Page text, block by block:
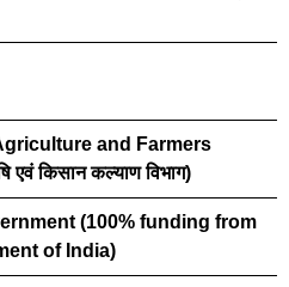
and Farmers
एवं किसान कल्याण विभाग)
(100% funding from
of India)